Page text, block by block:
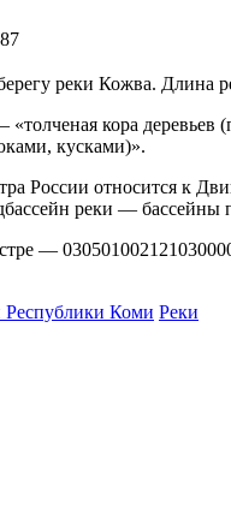
реки Кожва. Длина
кора
кусками)».
России относится к
реки —
—
Республики Коми Реки